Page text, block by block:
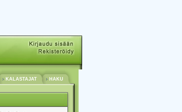
KALASTAJAT HAKU